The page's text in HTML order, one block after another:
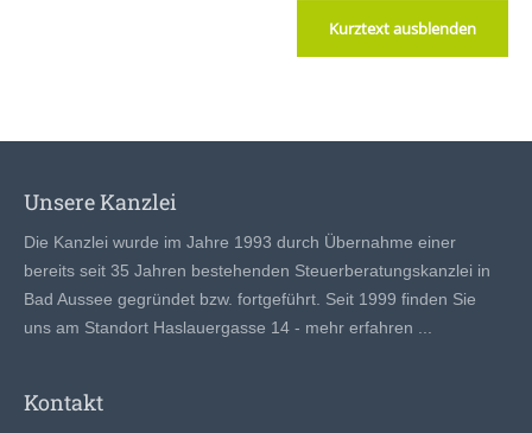
Kurztext ausblenden
Unsere Kanzlei
Die Kanzlei wurde im Jahre 1993 durch Übernahme einer
bereits seit 35 Jahren bestehenden Steuerberatungskanzlei in
Bad Aussee gegründet bzw. fortgeführt. Seit 1999 finden Sie
uns am Standort Haslauergasse 14 - mehr erfahren ...
Kontakt